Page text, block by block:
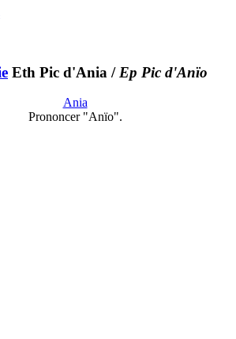
Eth Pic d'Ania / Ep Pic d'Anïo
Ania
Prononcer "Anïo".